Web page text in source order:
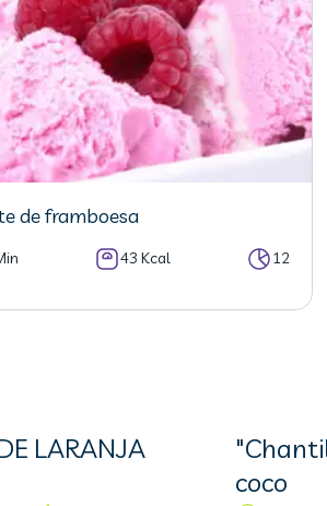
de framboesa
43 Kcal 12
LARANJA
coco